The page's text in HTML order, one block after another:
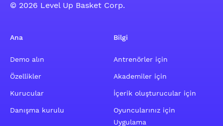
© 2026 Level Up Basket Corp.
Ana
Demo alın
Özellikler
Kurucular
Danışma kurulu
Bilgi
Antrenörler için
Akademiler için
İçerik oluşturucular için
Oyuncularınız için
Uygulama